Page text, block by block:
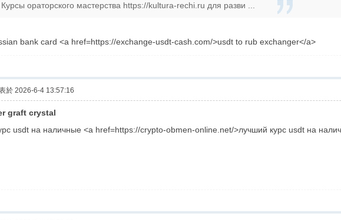
Курсы ораторского мастерства https://kultura-rechi.ru для разви ...
bank card <a href=https://exchange-usdt-cash.com/>usdt to rub exchanger</a>
於 2026-6-4 13:57:16
graft crystal
usdt на наличные <a href=https://crypto-obmen-online.net/>лучший курс usdt на